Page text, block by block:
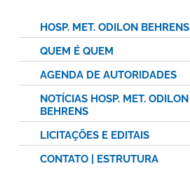
HOSP. MET. ODILON BEHRENS
QUEM É QUEM
AGENDA DE AUTORIDADES
NOTÍCIAS HOSP. MET. ODILON
BEHRENS
LICITAÇÕES E EDITAIS
CONTATO | ESTRUTURA